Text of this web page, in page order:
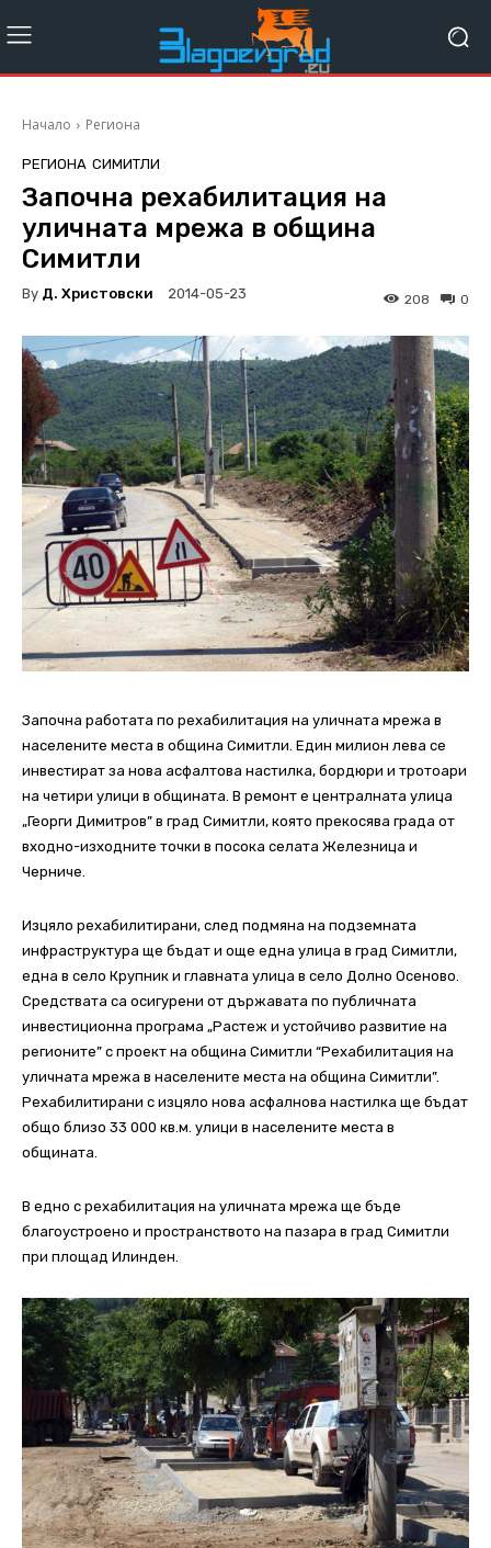
Начало Региона
РЕГИОНА СИМИТЛИ
Започна рехабилитация на
уличната мрежа в община
Симитли
By Д. Христовски 2014-05-23 0
208
Започна работата по рехабилитация на уличната мрежа в
населените места в община Симитли. Един милион лева се
инвестират за нова асфалтова настилка, бордюри и тротоари
на четири улици в общината. В ремонт е централната улица
„Георги Димитров” в град Симитли, която прекосява града от
входно-изходните точки в посока селата Железница и
Черниче.
Изцяло рехабилитирани, след подмяна на подземната
инфраструктура ще бъдат и още една улица в град Симитли,
една в село Крупник и главната улица в село Долно Осеново.
Средствата са осигурени от държавата по публичната
инвестиционна програма „Растеж и устойчиво развитие на
регионите” с проект на община Симитли “Рехабилитация на
уличната мрежа в населените места на община Симитли”.
Рехабилитирани с изцяло нова асфалнова настилка ще бъдат
общо близо 33 000 кв.м. улици в населените места в
общината.
В едно с рехабилитация на уличната мрежа ще бъде
благоустроено и пространството на пазара в град Симитли
при площад Илинден.